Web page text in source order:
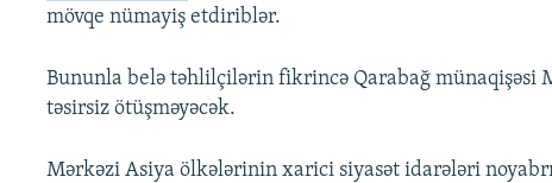
mövqe nümayiş etdiriblər.
Bununla belə təhlilçilərin fikrincə Qarabağ münaqişəsi
təsirsiz ötüşməyəcək.
Mərkəzi Asiya ölkələrinin xarici siyasət idarələri